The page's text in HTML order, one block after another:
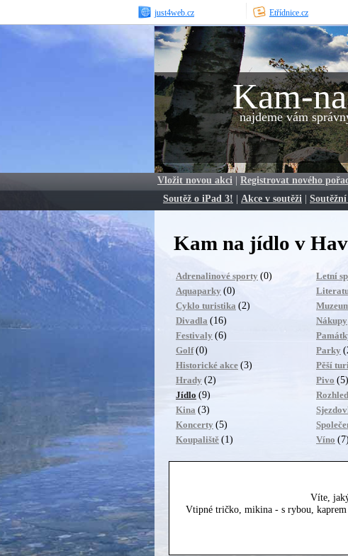
just4web.cz Etřídnice.cz
Kam-
najdeme vám
Vložit novou akci | Registrovat nového
Soutěž o iPad 3! | Akce v soutěži |
Kam na jídlo v
Adrenalinové sporty (0)
Aquaparky (0)
Cyklo turistika (2)
Divadla (16)
Festivaly (6)
Golf (0)
Historické akce (3)
Hrady (2)
Jídlo (9)
Kina (3)
Koncerty (5)
Koupaliště (1)
Letní
Nákupy
Parky
Pěší
Pivo (5)
Víno (7)
Víte,
Vtipné tričko, mikina - s rybou,